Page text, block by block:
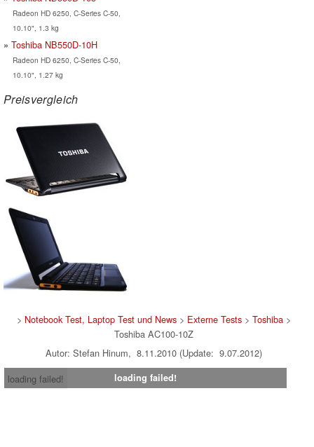
Radeon HD 6250, C-Series C-50,
10.10", 1.3 kg
Toshiba NB550D-10H
Radeon HD 6250, C-Series C-50,
10.10", 1.27 kg
Preisvergleich
> Notebook Test, Laptop Test und News> Externe Tests> Toshiba>
Toshiba AC100-10Z
Autor: Stefan Hinum, 8.11.2010 (Update: 9.07.2012)
loading failed!
loading failed!